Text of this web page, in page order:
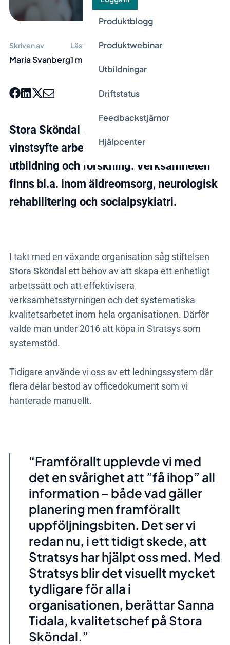
Produktblogg
Produktwebinar
Utbildningar
Driftstatus
Feedbackstjärnor
Hjälpcenter
Skriven av
Maria Svanberg
Lästid
1 min
Stora Sköndal är en stiftelse som utan
vinstsyfte arbetar med stöd, vård, omsorg,
utbildning och forskning. Verksamheten
finns bl.a. inom äldreomsorg, neurologisk
rehabilitering och socialpsykiatri.
I takt med en växande organisation såg stiftelsen
Stora Sköndal ett behov av att skapa ett enhetligt
arbetssätt och att effektivisera
verksamhetsstyrningen och det systematiska
kvalitetsarbetet inom hela organisationen. Därför
valde man under 2016 att köpa in Stratsys som
systemstöd.
Tidigare använde vi oss av ett ledningssystem där
flera delar bestod av officedokument som vi
hanterade manuellt.
Framförallt upplevde vi med
det en svårighet att ”få ihop” all
information – både vad gäller
planering men framförallt
uppföljningsbiten. Det ser vi
redan nu, i ett tidigt skede, att
Stratsys har hjälpt oss med. Med
Stratsys blir det visuellt mycket
tydligare för alla i
organisationen, berättar Sanna
Tidala, kvalitetschef på Stora
Sköndal.